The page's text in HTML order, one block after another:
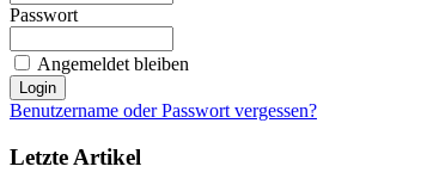
Passwort
Angemeldet bleiben
Benutzername oder Passwort vergessen?
Letzte Artikel